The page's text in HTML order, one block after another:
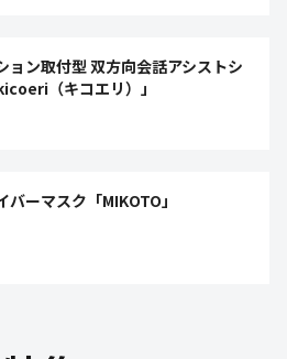
ョン取付型 双⽅向会話アシストシ
（キコエリ）」
バーマスク「MIKOTO」